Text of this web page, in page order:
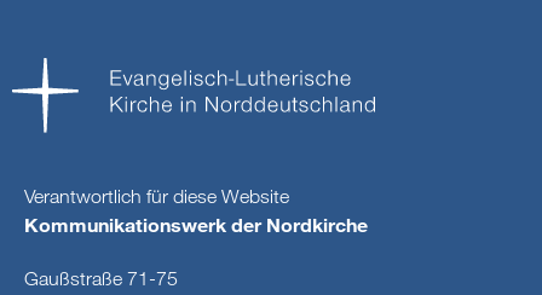
Verantwortlich für diese Website
Kommunikationswerk der Nordkirche
Gaußstraße 71-75